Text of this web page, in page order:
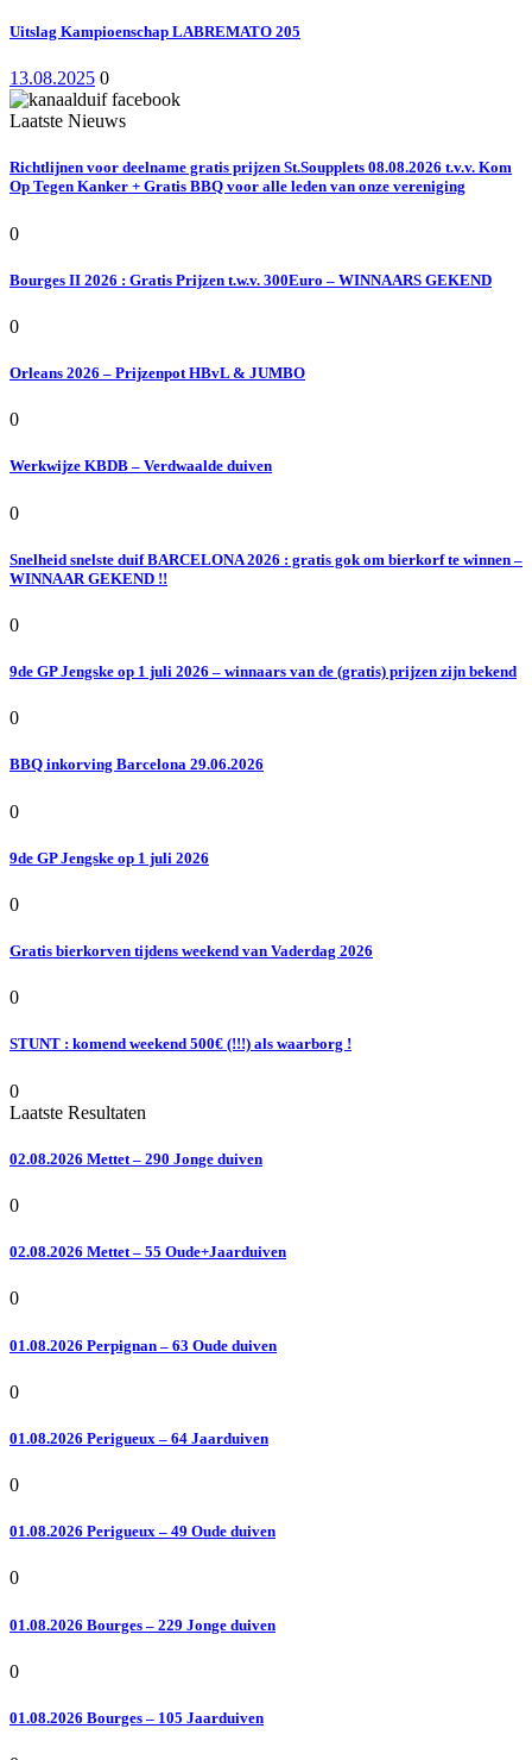
Uitslag Kampioenschap LABREMATO 205
13.08.2025 0
Laatste Nieuws
Richtlijnen voor deelname gratis prijzen St.Soupplets 08.08.2026 t.v.v. Kom
Op Tegen Kanker + Gratis BBQ voor alle leden van onze vereniging
0
Bourges II 2026 : Gratis Prijzen t.w.v. 300Euro – WINNAARS GEKEND
0
Orleans 2026 – Prijzenpot HBvL & JUMBO
0
Werkwijze KBDB – Verdwaalde duiven
0
Snelheid snelste duif BARCELONA 2026 : gratis gok om bierkorf te winnen –
WINNAAR GEKEND !!
0
9de GP Jengske op 1 juli 2026 – winnaars van de (gratis) prijzen zijn bekend
0
BBQ inkorving Barcelona 29.06.2026
0
9de GP Jengske op 1 juli 2026
0
Gratis bierkorven tijdens weekend van Vaderdag 2026
0
STUNT : komend weekend 500€ (!!!) als waarborg !
0
Laatste Resultaten
02.08.2026 Mettet – 290 Jonge duiven
0
02.08.2026 Mettet – 55 Oude+Jaarduiven
0
01.08.2026 Perpignan – 63 Oude duiven
0
01.08.2026 Perigueux – 64 Jaarduiven
0
01.08.2026 Perigueux – 49 Oude duiven
0
01.08.2026 Bourges – 229 Jonge duiven
0
01.08.2026 Bourges – 105 Jaarduiven